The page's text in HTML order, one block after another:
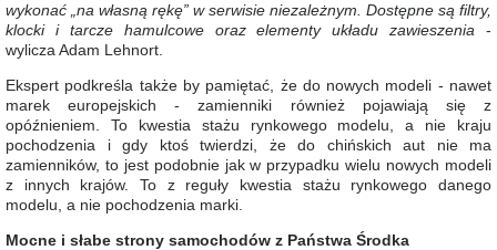
wykonać „na własną rękę” w serwisie niezależnym. Dostępne są filtry,
klocki i tarcze hamulcowe oraz elementy układu zawieszenia -
wylicza Adam Lehnort.
Ekspert podkreśla także by pamiętać, że do nowych modeli - nawet
marek europejskich - zamienniki również pojawiają się z
opóźnieniem. To kwestia stażu rynkowego modelu, a nie kraju
pochodzenia i gdy ktoś twierdzi, że do chińskich aut nie ma
zamienników, to jest podobnie jak w przypadku wielu nowych modeli
z innych krajów. To z reguły kwestia stażu rynkowego danego
modelu, a nie pochodzenia marki.
Mocne i słabe strony samochodów z Państwa Środka